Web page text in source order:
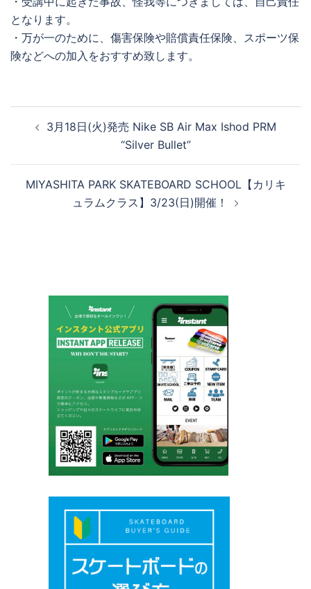
となります。
・万が一のために、傷害保険や賠償責任保険、スポーツ保
険などへの加入をおすすめ致します。
ゲ
3月18日(火)発売 Nike SB Air Max Ishod PRM
“Silver Bullet”
MIYASHITA PARK SKATEBOARD SCHOOL【カリキ
ュラムクラス】3/23(日)開催！